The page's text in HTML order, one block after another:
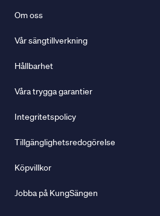
Om oss
Vår sängtillverkning
Hållbarhet
Våra trygga garantier
Integritetspolicy
Tillgänglighetsredogörelse
Köpvillkor
Jobba på KungSängen